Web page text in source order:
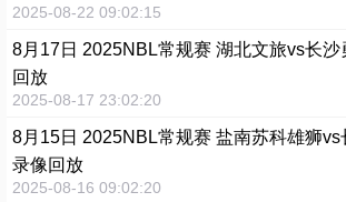
2025-08-22 09:02:15
8月17日 2025NBL常规赛 湖北文旅vs长沙
回放
2025-08-17 23:02:20
8月15日 2025NBL常规赛 盐南苏科雄狮vs
录像回放
2025-08-16 09:02:20